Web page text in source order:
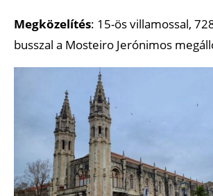
Megközelítés: 15-ös villamossal,
busszal a Mosteiro Jerónimos